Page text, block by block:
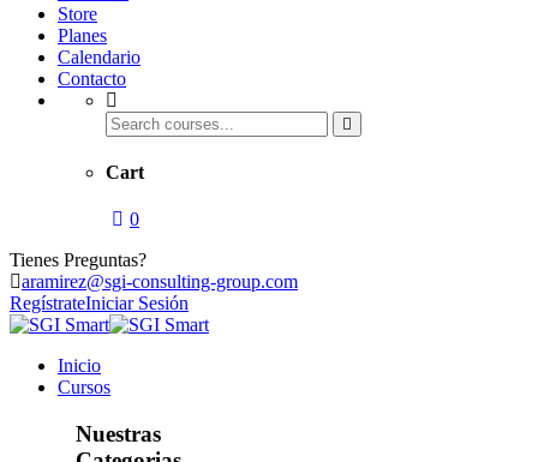
Store
Planes
Calendario
Contacto
Cart
0
Tienes Preguntas?
aramirez@sgi-consulting-group.com
RegístrateIniciar Sesión
Inicio
Cursos
Nuestras